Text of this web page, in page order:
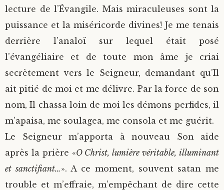
lecture de l’Évangile. Mais miraculeuses sont la
puissance et la miséricorde divines! Je me tenais
derrière l’analoï sur lequel était posé
l’évangéliaire et de toute mon âme je criai
secrètement vers le Seigneur, demandant qu’Il
ait pitié de moi et me délivre. Par la force de son
nom, Il chassa loin de moi les démons perfides, il
m’apaisa, me soulagea, me consola et me guérit.
Le Seigneur m’apporta à nouveau Son aide
après la prière «O Christ, lumière véritable, illuminant
et sanctifiant…». A ce moment, souvent satan me
trouble et m’effraie, m’empêchant de dire cette